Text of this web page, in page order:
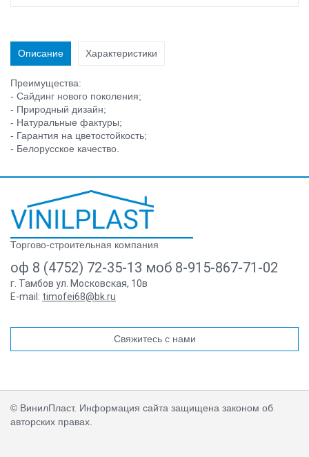
Описание Характеристики
Преимущества:
- Сайдинг нового поколения;
- Природный дизайн;
- Натуральные фактуры;
- Гарантия на цветостойкость;
- Белорусское качество.
Торгово-строительная компания
оф 8 (4752) 72-35-13 моб 8-915-867-71-02
г. Тамбов ул. Московская, 10в
E-mail: timofei68@bk.ru
Свяжитесь с нами
© ВинилПласт. Информация сайта защищена законом об
авторских правах.